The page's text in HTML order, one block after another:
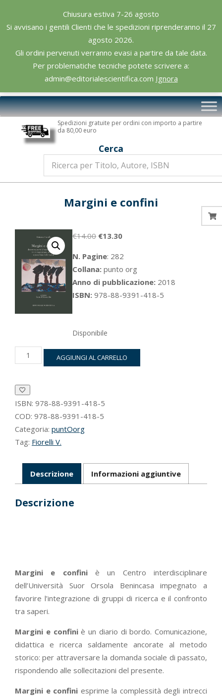
Chiusura estiva 7-26 agosto
Si avvisano i gentili Clienti che le spedizioni riprenderanno il 27
agosto 2026.
Gli ordini pervenuti verranno evasi a partire da tale data.
Per problematiche tecniche potete scrivere a:
admin@editorialescientifica.com Ignora
content
Editoriale
Scientifica
Primary
Navigation
Spedizioni gratuite per ordini con importo a partire
da 80,00 euro
Cerca
Margini e confini
€14.00 Il
originale
era:
€14.00.
€13.30Il
attuale
è:
€13.30.
N. Pagine: 282
Collana: punto org
Anno di pubblicazione: 2018
ISBN: 978-88-9391-418-5
Disponibile
Margini
e
AGGIUNGI AL CARRELLO
ISBN: 978-88-9391-418-5
COD: 978-88-9391-418-5
Categoria: puntOorg
Tag: Fiorelli V.
Descrizione Informazioni aggiuntive
Descrizione
Margini e confiniè un Centro interdisciplinare
dell’Università Suor Orsola Benincasa impegnato a
favorire l’integrazione di gruppi di ricerca e il confronto
tra saperi.
Margini e confiniè un diario di bordo. Comunicazione,
didattica e ricerca saldamente ancorate al metodo
storico: per attraversare la domanda sociale di passato,
rispondendo alle sollecitazioni del presente.
Margini e confini esprime la complessità degli intrecci